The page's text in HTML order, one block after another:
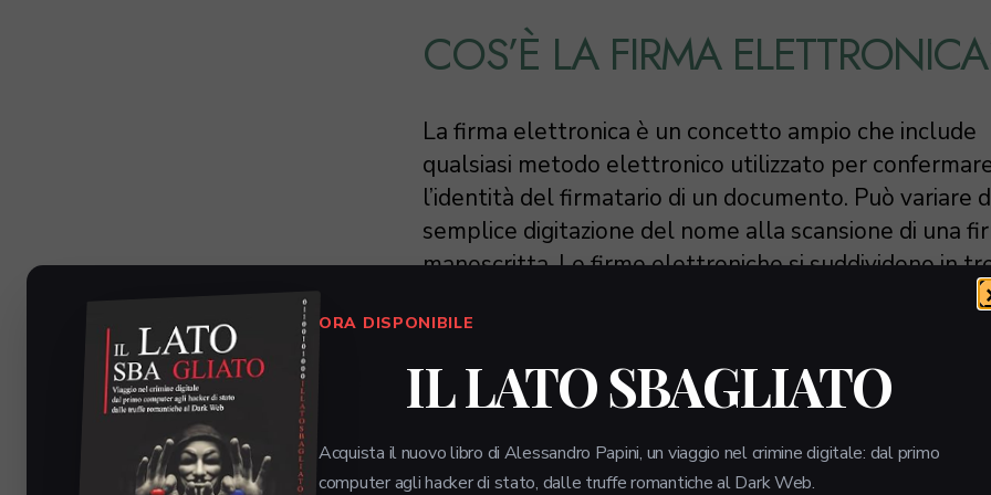
ORA DISPONIBILE
IL LATO SBAGLIATO
Acquista il nuovo libro di Alessandro Papini, un viaggio nel crimine digitale: dal primo
computer agli hacker di stato, dalle truffe romantiche al Dark Web.
COS’È LA FIRMA
La firma elettronica è un concetto ampio che include
qualsiasi metodo elettronico utilizzato per
l’identità del firmatario di un documento. Può variare
semplice digitazione del nome alla scansione di una
manoscritta. Le firme elettroniche si suddividono in
questa è la
basilare, che non offre particolari garanzie di sicurezza;
2.firma elettronica avanzata (FEA):offre un livello di
sicurezza maggiore, poiché garantisce l’integrità del